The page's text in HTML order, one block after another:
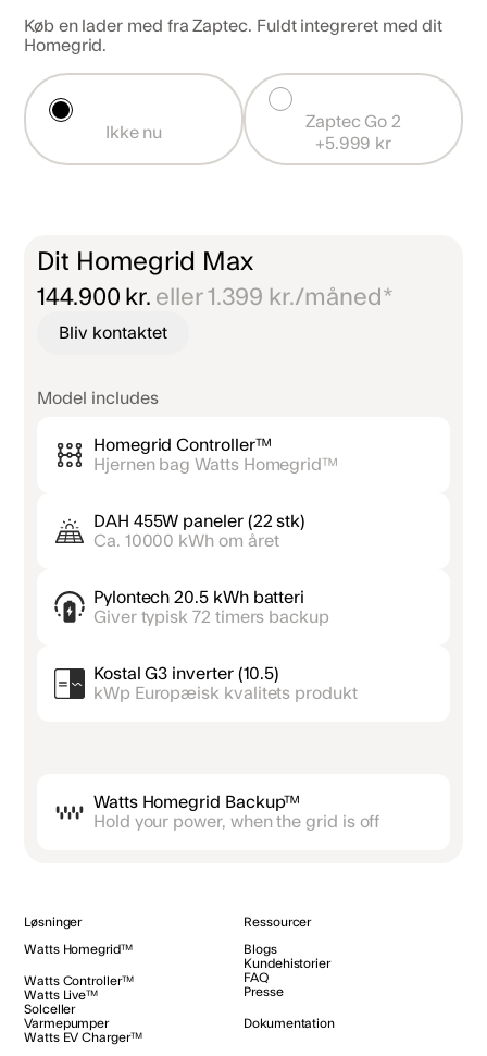
Køb en lader med fra Zaptec. Fuldt integreret med dit
Homegrid.
Ikke nu
Zaptec Go 2
+5.999 kr
Dit Homegrid Max
144.900 kr. eller 1.399 kr./måned*
Bliv kontaktet
Model includes
Homegrid Controller™
Hjernen bag Watts Homegrid™
DAH 455W paneler (22 stk)
Ca. 10000 kWh om året
Pylontech 20.5 kWh batteri
Giver typisk 72 timers backup
Kostal G3 inverter (10.5)
kWp Europæisk kvalitets produkt
Watts Homegrid Backup™
Hold your power, when the grid is off
Løsninger
Watts Homegrid™
Watts Controller™
Watts Live™
Solceller
Varmepumper
Watts EV Charger™
Ressourcer
Blogs
Kundehistorier
FAQ
Presse
Dokumentation